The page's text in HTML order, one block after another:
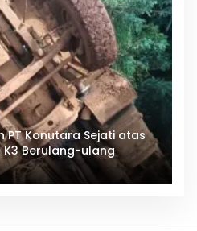
PT Konutara Sejati atas
Berulang-ulang